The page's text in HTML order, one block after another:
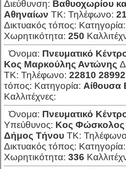
Διεύθυνση: Βαθυοχωρίου
Αθηναίων ΤΚ: Τηλέφωνο:
Δικτυακός τόπος:
Χωρητικότητα: 250
Όνομα: Πνευματικό
Κος Μαρκούλης Αντώνης
ΤΚ: Τηλέφωνο: 22810 28992
τόπος: Κατηγορία:
Καλλιτέχνες:
Όνομα: Πνευματικό
Υπεύθυνος: Κος Φώσκολος
Δήμος Τήνου ΤΚ:
Δικτυακός τόπος:
Χωρητικότητα: 336